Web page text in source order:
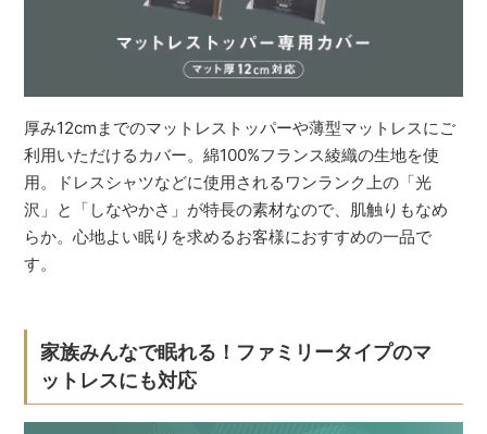
厚み12cmまでのマットレストッパーや薄型マットレスにご
利用いただけるカバー。綿100%フランス綾織の生地を使
用。ドレスシャツなどに使用されるワンランク上の「光
沢」と「しなやかさ」が特長の素材なので、肌触りもなめ
らか。心地よい眠りを求めるお客様におすすめの一品で
す。
家族みんなで眠れる！ファミリータイプのマ
ットレスにも対応